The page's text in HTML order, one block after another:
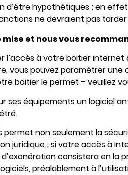
d’être hypothétiques ; en
ne devraient pas
et nous vous
l’accès à votre boitier
vous pouvez paramétrer une
boitier le permet –
ses équipements un logiciel
permet non seulement la
juridique ; si votre accès à
consistera en la
préalablement à